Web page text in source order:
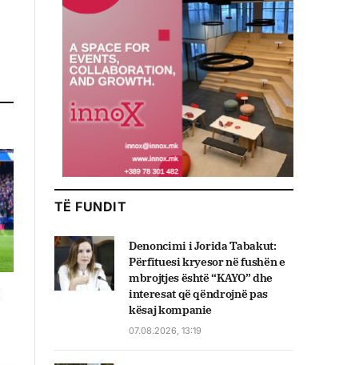
TË FUNDIT
Denoncimi i Jorida Tabakut:
Përfituesi kryesor në fushën e
mbrojtjes është “KAYO” dhe
interesat që qëndrojnë pas
kësaj kompanie
07.08.2026, 13:19